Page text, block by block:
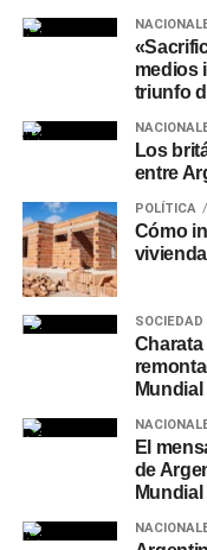
medios
triunfo
Los
entre
POLÍTICA
Cómo
SOCIEDAD
Mundial
El
de
Mundial